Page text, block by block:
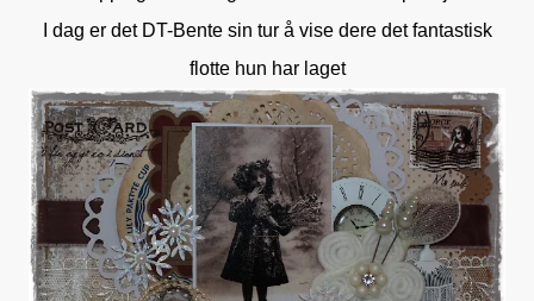
I dag er det DT-Bente sin tur å vise dere det fantastisk
flotte hun har laget